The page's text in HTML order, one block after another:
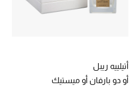
أتيلييه ريبل
أو دو بارفان أو ميستيك